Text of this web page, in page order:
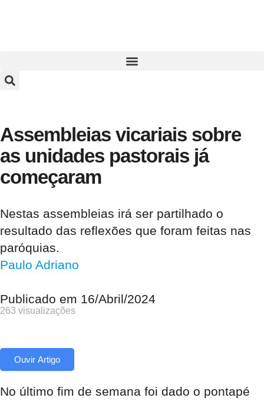
Assembleias vicariais sobre
as unidades pastorais já
começaram
Nestas assembleias irá ser partilhado o
resultado das reflexões que foram feitas nas
paróquias.
Paulo Adriano
Publicado em 16/Abril/2024
263 visualizações
Ouvir Artigo
No último fim de semana foi dado o pontapé